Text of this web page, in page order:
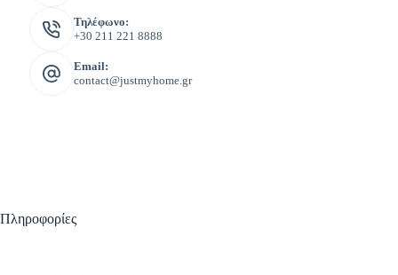
Τηλέφωνο:
+30 211 221 8888
Email:
contact@justmyhome.gr
Πληροφορίες